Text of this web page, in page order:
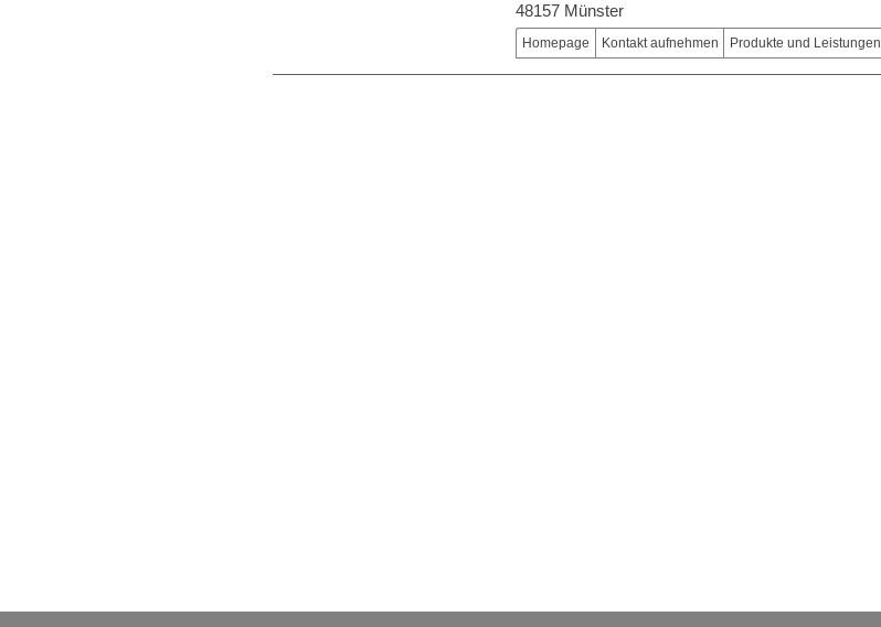
48157 Münster
Homepage Kontakt aufnehmen Produkte und Leistungen